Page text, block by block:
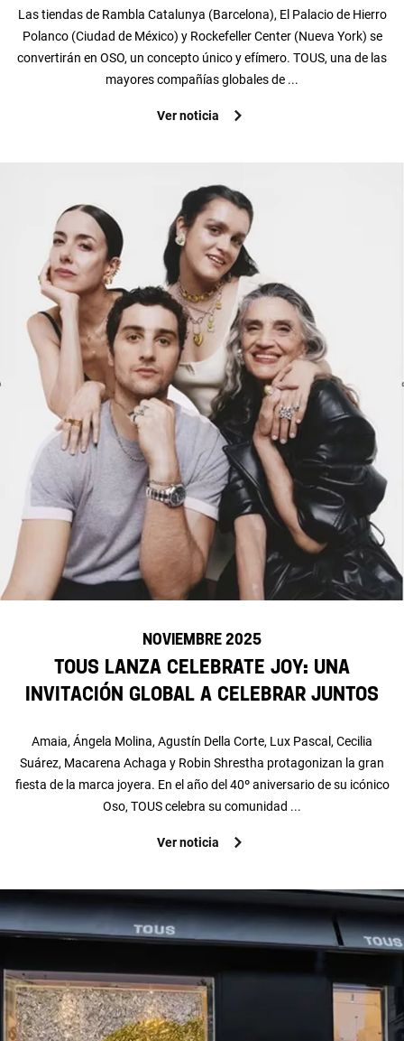
Las tiendas de Rambla Catalunya (Barcelona), El Palacio de Hierro
Polanco (Ciudad de México) y Rockefeller Center (Nueva York) se
convertirán en OSO, un concepto único y efímero. TOUS, una de las
mayores compañías globales de ...
Ver noticia
NOVIEMBRE 2025
TOUS lanza Celebrate Joy: una
invitación global a celebrar juntos
Amaia, Ángela Molina, Agustín Della Corte, Lux Pascal, Cecilia
Suárez, Macarena Achaga y Robin Shrestha protagonizan la gran
fiesta de la marca joyera. En el año del 40º aniversario de su icónico
Oso, TOUS celebra su comunidad ...
Ver noticia